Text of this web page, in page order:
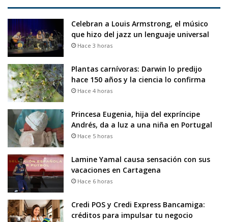
Celebran a Louis Armstrong, el músico
que hizo del jazz un lenguaje universal
Hace 3 horas
Plantas carnívoras: Darwin lo predijo
hace 150 años y la ciencia lo confirma
Hace 4 horas
Princesa Eugenia, hija del expríncipe
Andrés, da a luz a una niña en Portugal
Hace 5 horas
Lamine Yamal causa sensación con sus
vacaciones en Cartagena
Hace 6 horas
Credi POS y Credi Express Bancamiga:
créditos para impulsar tu negocio